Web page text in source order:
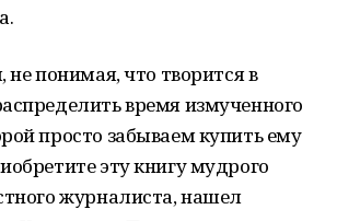
не понимая, что творится в
время измученного
просто забываем купить ему
эту книгу мудрого
журналиста, нашел